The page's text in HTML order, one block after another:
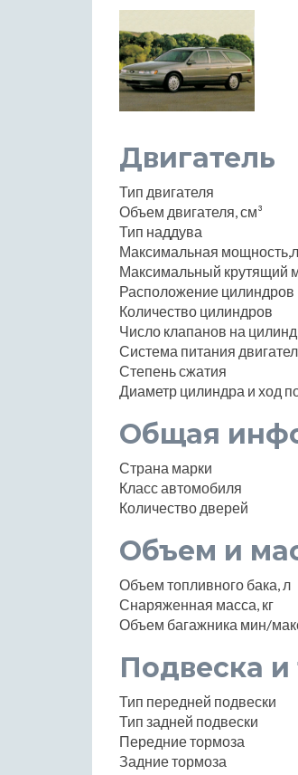
Двигатель
Тип двигателя
Объем двигателя, см³
Тип наддува
Максимальная
Максимальный крутящий
Расположение цилиндров
Количество цилиндров
Число клапанов на
Система питания
Степень сжатия
Диаметр цилиндра и ход
Общая
Страна марки
Класс автомобиля
Количество дверей
Объем и
Объем топливного бака, л
Снаряженная масса, кг
Объем багажника мин/
Подвеска и
Тип передней подвески
Тип задней подвески
Передние тормоза
Задние тормоза